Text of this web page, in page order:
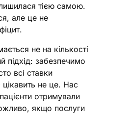
тією самою.
але це не
не на кількості
підхід: забезпечимо
всі ставки
не це. Нас
отримували
якщо послуги